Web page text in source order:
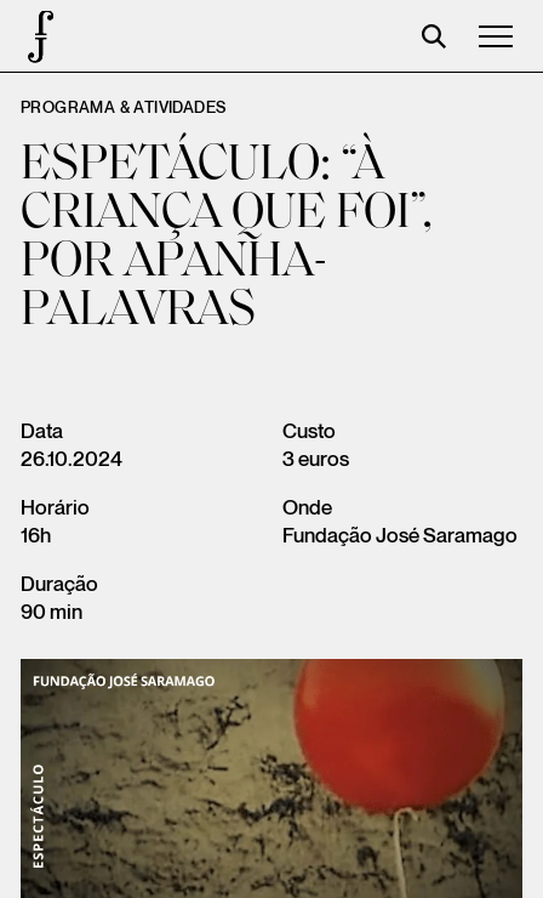
José Saramago
Programación
La Fundación
Aparceros
Centenario
Carrito
Acceso
PROGRAMA & ATIVIDADES
ESPETÁCULO: “À
CRIANÇA QUE FOI”,
POR APANHA-
PALAVRAS
Data
26.10.2024
Horário
16h
Duração
90 min
Custo
3 euros
Onde
Fundação José Saramago